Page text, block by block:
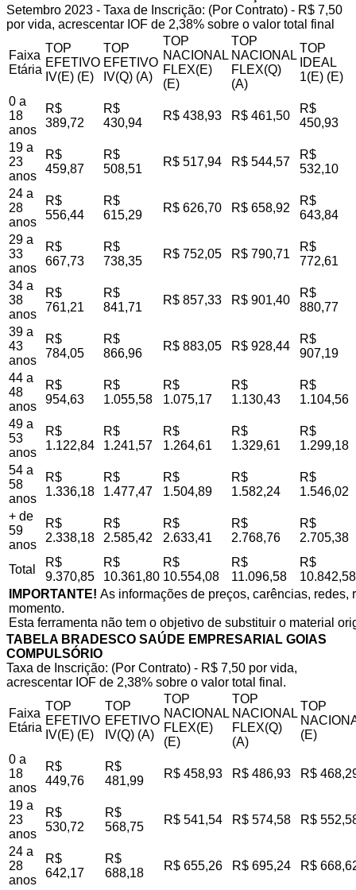
Setembro 2023 - Taxa de Inscrição: (Por Contrato) - R$ 7,50
por vida, acrescentar IOF de 2,38% sobre o valor total final
Faixa
Etária
TOP
EFETIVO
IV(E) (E)
TOP
EFETIVO
IV(Q) (A)
TOP
NACIONAL
FLEX(E)
(E)
TOP
NACIONAL
FLEX(Q)
(A)
TOP
IDEAL
1(E) (E)
0 a
18
anos
R$
389,72
R$
430,94
R$ 438,93 R$ 461,50
R$
450,93
19 a
23
anos
R$
459,87
R$
508,51
R$ 517,94 R$ 544,57
R$
532,10
24 a
28
anos
R$
556,44
R$
615,29
R$ 626,70 R$ 658,92
R$
643,84
29 a
33
anos
R$
667,73
R$
738,35
R$ 752,05 R$ 790,71
R$
772,61
34 a
38
anos
R$
761,21
R$
841,71
R$ 857,33 R$ 901,40
R$
880,77
39 a
43
anos
R$
784,05
R$
866,96
R$ 883,05 R$ 928,44
R$
907,19
44 a
48
anos
R$
954,63
R$
1.055,58
R$
1.075,17
R$
1.130,43
R$
1.104,56
49 a
53
anos
R$
1.122,84
R$
1.241,57
R$
1.264,61
R$
1.329,61
R$
1.299,18
54 a
58
anos
R$
1.336,18
R$
1.477,47
R$
1.504,89
R$
1.582,24
R$
1.546,02
+ de
59
anos
R$
2.338,18
R$
2.585,42
R$
2.633,41
R$
2.768,76
R$
2.705,38
Total
R$
9.370,85
R$
10.361,80
R$
10.554,08
R$
11.096,58
R$
10.842,58
IMPORTANTE! As informações de preços, carências,
momento.
Esta ferramenta não tem o objetivo de substituir o material
TABELA BRADESCO SAÚDE EMPRESARIAL GOIAS
COMPULSÓRIO
Taxa de Inscrição: (Por Contrato) - R$ 7,50 por vida,
acrescentar IOF de 2,38% sobre o valor total final.
Faixa
Etária
TOP
EFETIVO
IV(E) (E)
TOP
EFETIVO
IV(Q) (A)
TOP
NACIONAL
FLEX(E)
(E)
TOP
NACIONAL
FLEX(Q)
(A)
TOP
(E)
0 a
18
anos
R$
449,76
R$
481,99
R$ 458,93 R$ 486,93 R$
19 a
23
anos
R$
530,72
R$
568,75
R$ 541,54 R$ 574,58 R$
24 a
28
anos
R$
642,17
R$
688,18
R$ 655,26 R$ 695,24 R$